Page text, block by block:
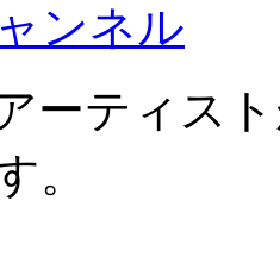
ンネル
ーティス
。